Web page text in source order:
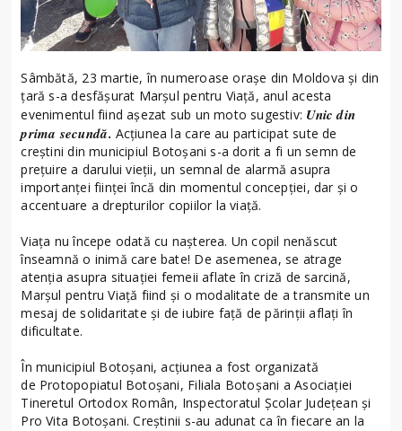
Sâmbătă, 23 martie, în numeroase orașe din Moldova și din
țară s-a desfășurat Marșul pentru Viață, anul acesta
evenimentul fiind așezat sub un moto sugestiv: Unic din
prima secundă. Acțiunea la care au participat sute de
creștini din municipiul Botoșani s-a dorit a fi un semn de
prețuire a darului vieții, un semnal de alarmă asupra
importanței ființei încă din momentul concepției, dar și o
accentuare a drepturilor copiilor la viață.
Viața nu începe odată cu nașterea. Un copil nenăscut
înseamnă o inimă care bate! De asemenea, se atrage
atenția asupra situației femeii aflate în criză de sarcină,
Marșul pentru Viață fiind și o modalitate de a transmite un
mesaj de solidaritate și de iubire față de părinții aflați în
dificultate.
În municipiul Botoșani, acțiunea a fost organizată
de Protopopiatul Botoşani, Filiala Botoşani a Asociaţiei
Tineretul Ortodox Român, Inspectoratul Şcolar Judeţean şi
Pro Vita Botoşani. Creștinii s-au adunat ca în fiecare an la